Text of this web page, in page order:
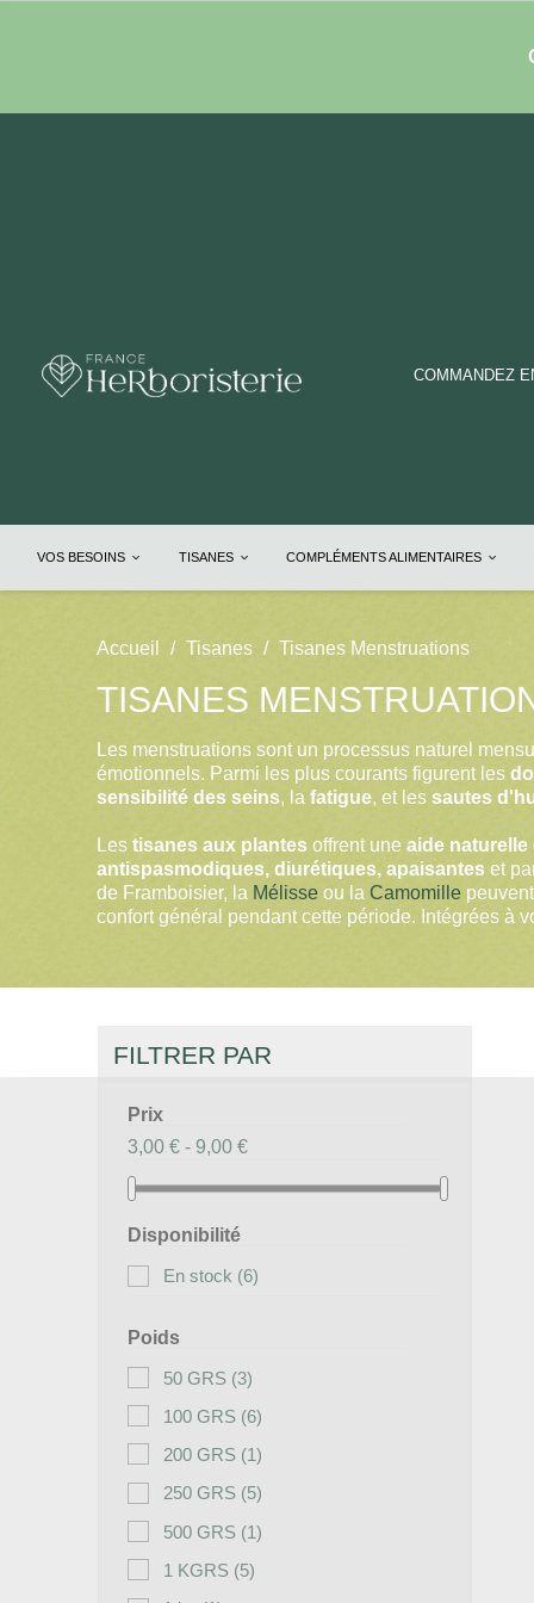
COMMANDEZ
VOS BESOINS TISANES COMPLÉMENTS ALIMENTAIRES
Accueil Tisanes Tisanes Menstruations
TISANES
Les menstruations sont un processus naturel
émotionnels. Parmi les plus courants figurent les
sensibilité des seins, la fatigue, et les sautes
Les tisanes aux plantesoffrent une aide naturelle
antispasmodiques, diurétiques, apaisanteset
de Framboisier, la Mélisseou la Camomillepeuvent
confort général pendant cette période. Intégrées à
FILTRER PAR
Prix
3,00 € - 9,00 €
Disponibilité
En stock (6)
Poids
50 GRS (3)
100 GRS (6)
200 GRS (1)
250 GRS (5)
500 GRS (1)
1 KGRS (5)